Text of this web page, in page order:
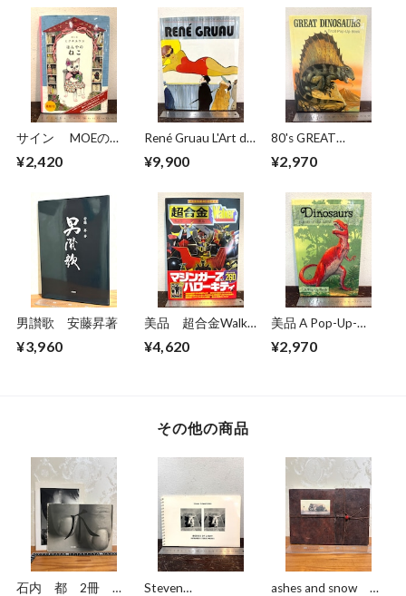
サイン MOEのえ
こ ヒグチユウコ
¥2,420
René Gruau L'Art de
of Advertising
¥9,900
80's GREAT
Pop−Up Book
¥2,970
男讃歌 安藤昇著
¥3,960
美品 超合金Walkar
誕生40周年記念
¥4,620
美品 A Pop-Up-
Giants of the Earth
¥2,970
その他の商品
石内 都 2冊
Steven
ashes and snow